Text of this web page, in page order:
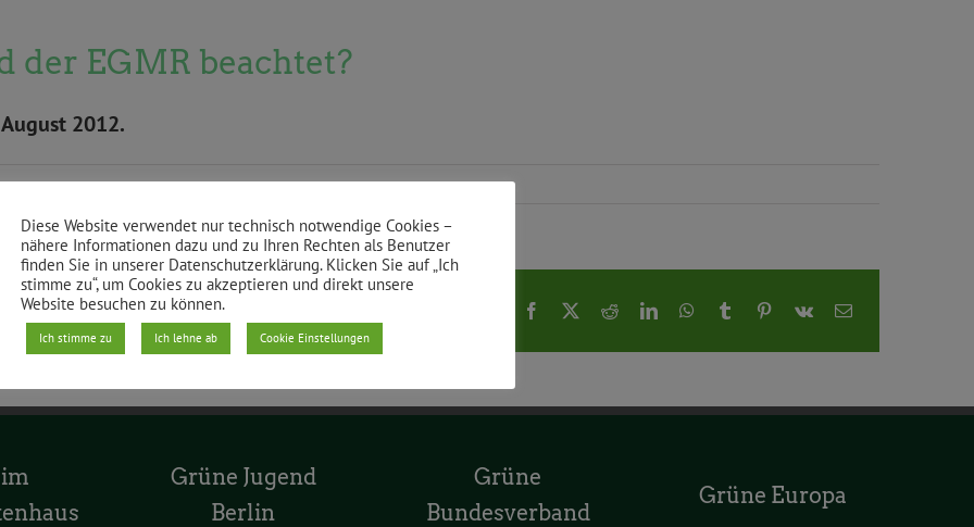
EGMR beachtet?
2012.
Facebook RedditLinkedInWhatsApp
Tumblr Pinterest
Vk
E-
Grüne Jugend
Berlin
Grüne
Bundesverband
Grüne Europa
Diese Website verwendet nur technisch notwendige Cookies –
nähere Informationen dazu und zu Ihren Rechten als Benutzer
finden Sie in unserer Datenschutzerklärung. Klicken Sie auf „Ich
stimme zu“, um Cookies zu akzeptieren und direkt unsere
Website besuchen zu können.
Ich stimme zu Ich lehne ab Cookie Einstellungen